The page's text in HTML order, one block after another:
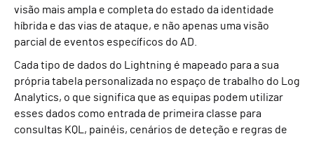
visão mais ampla e completa do estado da identidade
híbrida e das vias de ataque, e não apenas uma visão
parcial de eventos específicos do AD.
Cada tipo de dados do Lightning é mapeado para a sua
própria tabela personalizada no espaço de trabalho do Log
Analytics, o que significa que as equipas podem utilizar
esses dados como entrada de primeira classe para
consultas KQL, painéis, cenários de deteção e regras de